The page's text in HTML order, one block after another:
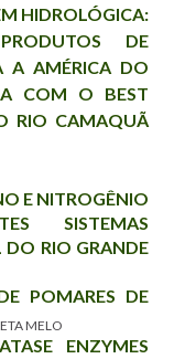
HIDROLÓGICA:
DE
A AMÉRICA DO
COM O BEST
RIO CAMAQUÃ
E NITROGÊNIO
SISTEMAS
DO RIO GRANDE
POMARES DE
MELO
ENZYMES